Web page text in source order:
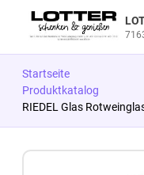
Startseite
Produktkatalog
RIEDEL Glas